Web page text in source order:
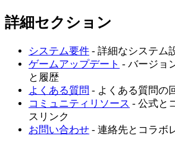
詳細セクション
システム要件 - 詳細なシステム
ゲームアップデート - バージョ
と履歴
よくある質問 - よくある質問の
コミュニティリソース - 公式と
スリンク
お問い合わせ - 連絡先とコラボ